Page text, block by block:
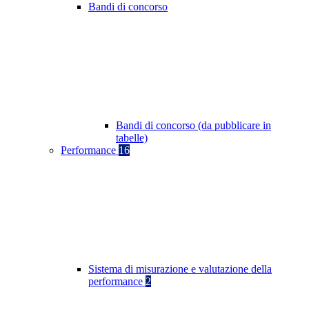
Bandi di concorso
Bandi di concorso (da pubblicare in
tabelle)
Performance 16
Sistema di misurazione e valutazione della
performance 2